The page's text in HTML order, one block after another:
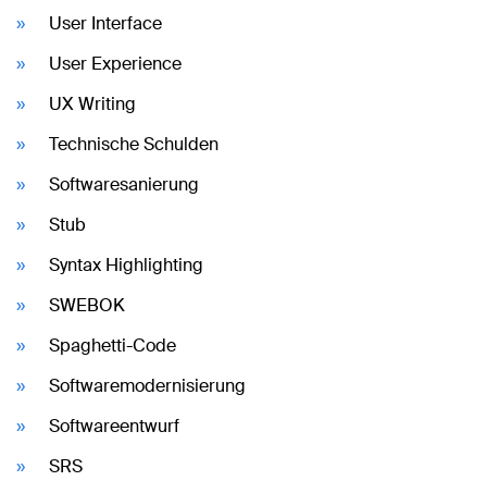
User Interface
User Experience
UX Writing
Technische Schulden
Softwaresanierung
Stub
Syntax Highlighting
SWEBOK
Spaghetti-Code
Softwaremodernisierung
Softwareentwurf
SRS